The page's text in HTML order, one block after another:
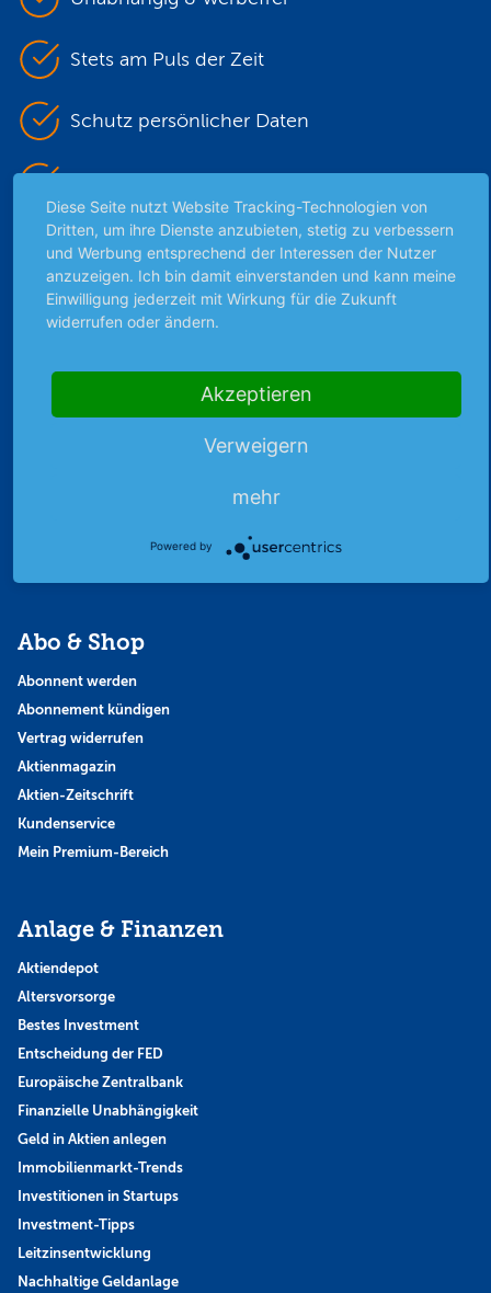
Stets am Puls der Zeit
Schutz persönlicher Daten
Highlights
Archiv
Börsennews
Abo & Shop
Abonnent werden
Abonnement kündigen
Vertrag widerrufen
Aktienmagazin
Aktien-Zeitschrift
Kundenservice
Mein Premium-Bereich
Anlage & Finanzen
Aktiendepot
Altersvorsorge
Bestes Investment
Entscheidung der FED
Europäische Zentralbank
Finanzielle Unabhängigkeit
Geld in Aktien anlegen
Immobilienmarkt-Trends
Investitionen in Startups
Investment-Tipps
Leitzinsentwicklung
Nachhaltige Geldanlage
Diese Seite nutzt Website Tracking-Technologien von
Dritten, um ihre Dienste anzubieten, stetig zu verbessern
und Werbung entsprechend der Interessen der Nutzer
anzuzeigen. Ich bin damit einverstanden und kann meine
Einwilligung jederzeit mit Wirkung für die Zukunft
widerrufen oder ändern.
Akzeptieren
Verweigern
mehr
Powered by